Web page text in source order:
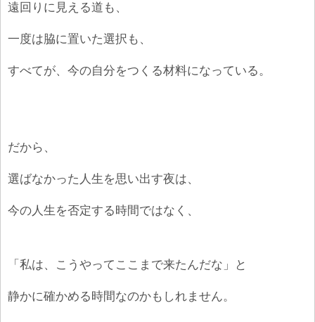
遠回りに見える道も、
一度は脇に置いた選択も、
すべてが、今の自分をつくる材料になっている。
だから、
選ばなかった人生を思い出す夜は、
今の人生を否定する時間ではなく、
「私は、こうやってここまで来たんだな」と
静かに確かめる時間なのかもしれません。